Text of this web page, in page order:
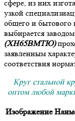
сфере, из них
узкой
общего и бытового
выбирается
(ХН65ВМТЮ)
заявленным
соответствия
Круг стальной
оптом любой
Изображение